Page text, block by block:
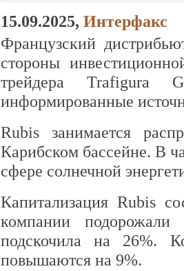
15.09.2025, Интерфакс
Французский
стороны
трейдера Trafigura
информированные
Rubis занимается
Карибском бассейне. В
сфере солнечной
Капитализация Rubis
компании
подскочила на 26%.
повышаются на 9%.